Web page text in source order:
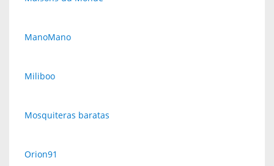
ManoMano
Miliboo
Mosquiteras baratas
Orion91